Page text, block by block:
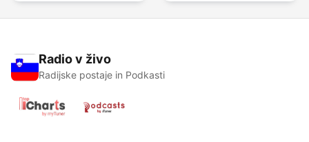
Radio v živo
Radijske postaje in Podkasti